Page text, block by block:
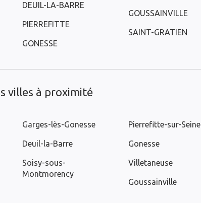
DEUIL-LA-BARRE
PIERREFITTE
GONESSE
GOUSSAINVILLE
SAINT-GRATIEN
villes à proximité
Garges-lès-Gonesse
Deuil-la-Barre
Soisy-sous-
Montmorency
Pierrefitte-sur-Seine
Gonesse
Villetaneuse
Goussainville